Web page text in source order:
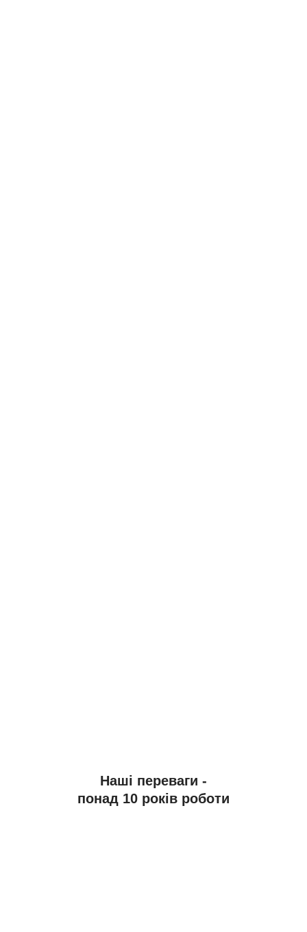
Наші переваги -
понад 10 років роботи